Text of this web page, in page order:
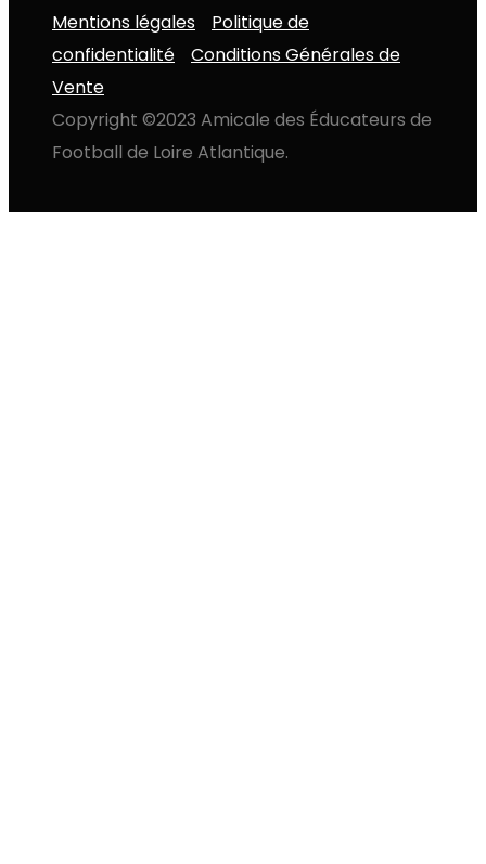
Mentions légales
Politique de
confidentialité
Conditions Générales de
Vente
Copyright ©2023 Amicale des Éducateurs de
Football de Loire Atlantique.